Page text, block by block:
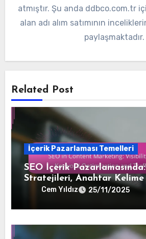
atmıştır. Şu anda ddbco.com.tr
alan adı alım satımının
paylaşmaktadır.
Related Post
İçerik Pazarlaması Temelleri
SEO İçerik
Stratejileri, Anahtar Kelime
Optimizasyonu ve Trafik
Cem Yıldız 25/11/2025